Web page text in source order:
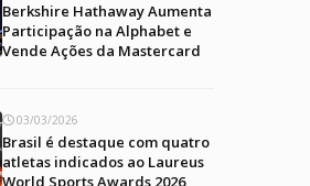
Berkshire Hathaway Aumenta
Participação na Alphabet e
Vende Ações da Mastercard
03/03/2026
Brasil é destaque com quatro
atletas indicados ao Laureus
World Sports Awards 2026